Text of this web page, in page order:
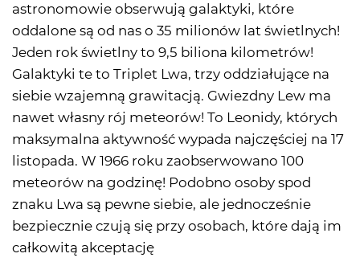
astronomowie obserwują galaktyki, które
oddalone są od nas o 35 milionów lat świetlnych!
Jeden rok świetlny to 9,5 biliona kilometrów!
Galaktyki te to Triplet Lwa, trzy oddziałujące na
siebie wzajemną grawitacją. Gwiezdny Lew ma
nawet własny rój meteorów! To Leonidy, których
maksymalna aktywność wypada najczęściej na 17
listopada. W 1966 roku zaobserwowano 100
meteorów na godzinę! Podobno osoby spod
znaku Lwa są pewne siebie, ale jednocześnie
bezpiecznie czują się przy osobach, które dają im
całkowitą akceptację